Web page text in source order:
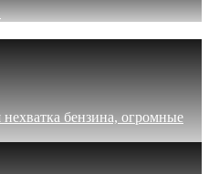
бензина, огромные